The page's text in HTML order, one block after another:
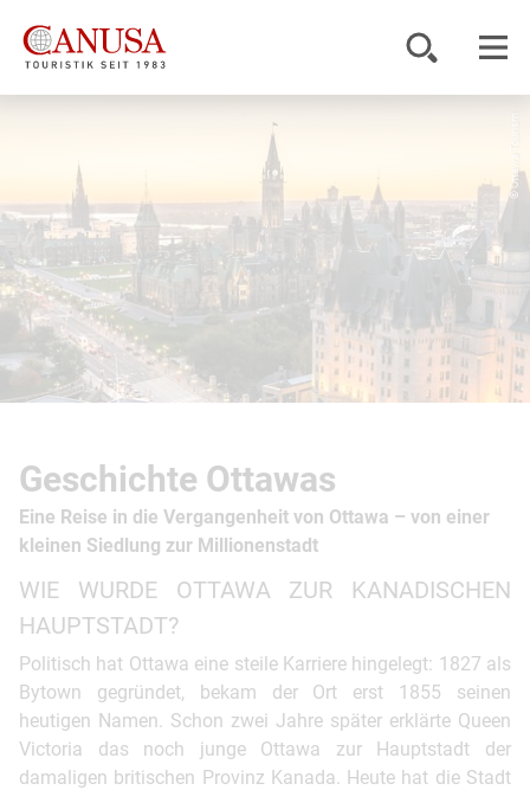
Reisearten
Inspiration
Service
© Ottawa Tourism
Geschichte Ottawas
Eine Reise in die Vergangenheit von Ottawa – von einer
kleinen Siedlung zur Millionenstadt
WIE WURDE OTTAWA ZUR KANADISCHEN
HAUPTSTADT?
Politisch hat Ottawa eine steile Karriere hingelegt: 1827 als
Bytown gegründet, bekam der Ort erst 1855 seinen
heutigen Namen. Schon zwei Jahre später erklärte Queen
Victoria das noch junge Ottawa zur Hauptstadt der
damaligen britischen Provinz Kanada. Heute hat die Stadt